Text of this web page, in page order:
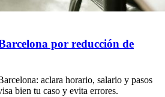
por reducción de
aclara horario, salario y pasos
bien tu caso y evita errores.